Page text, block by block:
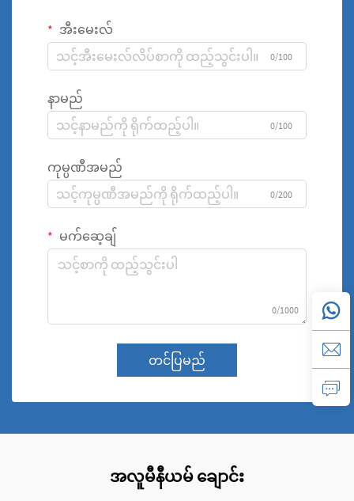
အီးမေးလ်
0/100
နာမည်
0/100
ကုမ္ပဏီအမည်
0/200
မက်ဆေ့ချ်
0/1000
တင်ပြမည်
အလူမီနီယမ် ချောင်း